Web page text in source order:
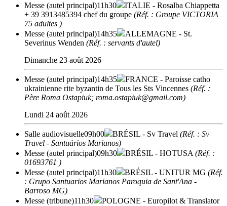
Messe (autel principal)11h30 ITALIE - Rosalba Chiappetta
+ 39 3913485394 chef du groupe (Réf. : Groupe VICTORIA
75 adultes )
Messe (autel principal)14h35 ALLEMAGNE - St.
Severinus Wenden (Réf. : servants d'autel)
Dimanche 23 août 2026
Messe (autel principal)14h35 FRANCE - Paroisse catho
ukrainienne rite byzantin de Tous les Sts Vincennes (Réf. :
Père Roma Ostapiuk; roma.ostapiuk@gmail.com)
Lundi 24 août 2026
Salle audiovisuelle09h00 BRÉSIL - Sv Travel (Réf. : Sv
Travel - Santuários Marianos)
Messe (autel principal)09h30 BRÉSIL - HOTUSA (Réf. :
01693761 )
Messe (autel principal)11h30 BRÉSIL - UNITUR MG (Réf.
: Grupo Santuarios Marianos Paroquia de Sant'Ana -
Barroso MG)
Messe (tribune)11h30 POLOGNE - Europilot & Translator